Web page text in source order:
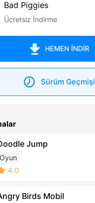
Bad Piggies
Ücretsiz İndirme
HEMEN İNDİR
Sürüm Geçmişi
Jump
Oyun
4.0
Birds Mobil